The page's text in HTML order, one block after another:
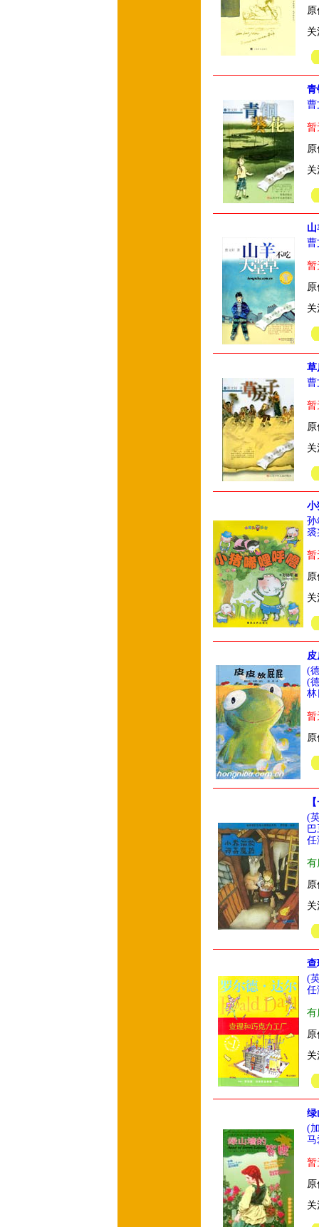
青
曹
暂
曹
暂
草
曹
暂
小
孙
裘
暂
(
(
林
暂
(
任
有
查
(
任
有
绿
(
马
暂